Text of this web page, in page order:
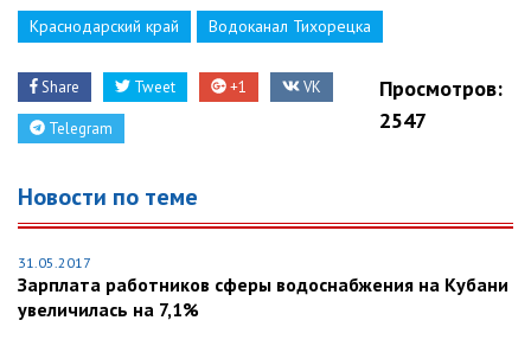
Краснодарский край Водоканал Тихорецка
Share Tweet +1 VK
Telegram
Просмотров:
2547
Новости по теме
31.05.2017
Зарплата работников сферы водоснабжения на Кубани
увеличилась на 7,1%